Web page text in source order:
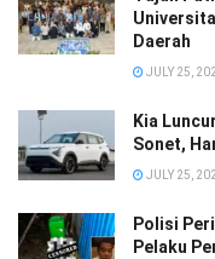
Daerah
JULY 25,
Kia
Sonet,
JULY 25,
Polisi
Pelaku